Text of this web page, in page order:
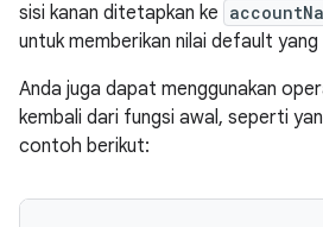
sisi kanan ditetapkan ke
untuk memberikan nilai default yang
Anda juga dapat menggunakan
kembali dari fungsi awal, seperti
contoh berikut: